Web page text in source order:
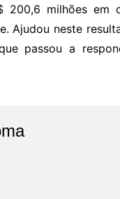
200,6 milhões em
Ajudou neste
passou a